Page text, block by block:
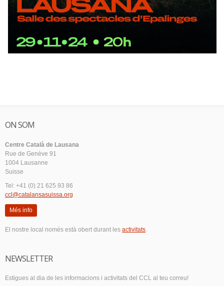
ON SOM
Centre Català de Lausana
Rue de Genève 91
1004 Lausanne
Suisse
Tel: +41 (0) 21 625 93 86
ccl@catalansasuissa.org
Més info
El nostre local només està obert durant les activitats
NEWSLETTER
Estigues al dia de les informacions i activitats del CCL al teu correu!